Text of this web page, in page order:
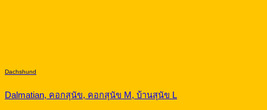
Dachshund
Dalmatian, คอกสุนัข, คอกสุนัข M, บ้านสุนัข L